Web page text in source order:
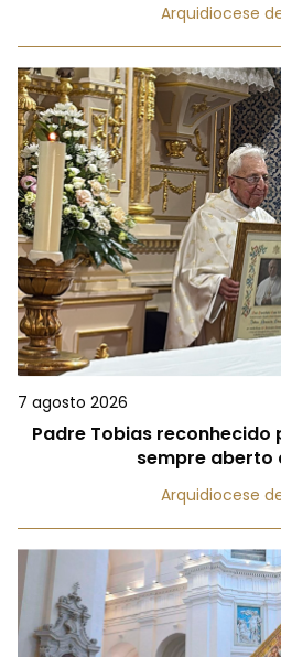
Arquidiocese
7 agosto 2026
Padre Tobias
sempre aberto
Arquidiocese